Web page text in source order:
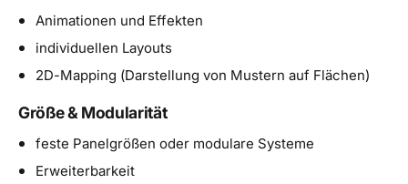
Animationen und Effekten
individuellen Layouts
2D-Mapping (Darstellung von Mustern auf Flächen)
Größe & Modularität
feste Panelgrößen oder modulare Systeme
Erweiterbarkeit